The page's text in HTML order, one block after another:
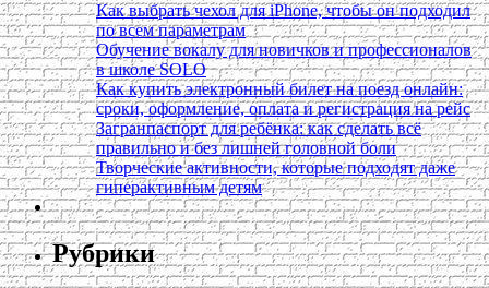
Как выбрать чехол для iPhone, чтобы он подходил
по всем параметрам
Обучение вокалу для новичков и профессионалов
в школе SOLO
Как купить электронный билет на поезд онлайн:
сроки, оформление, оплата и регистрация на рейс
Загранпаспорт для ребёнка: как сделать всё
правильно и без лишней головной боли
Творческие активности, которые подходят даже
гиперактивным детям
Рубрики